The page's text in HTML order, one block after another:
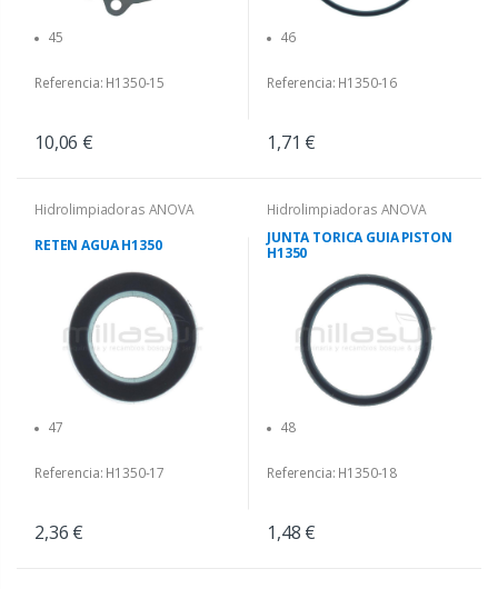
45
Referencia: H1350-15
10,06 €
46
Referencia: H1350-16
1,71 €
Hidrolimpiadoras ANOVA
RETEN AGUA H1350
47
Referencia: H1350-17
2,36 €
Hidrolimpiadoras ANOVA
JUNTA TORICA GUIA PISTON
H1350
48
Referencia: H1350-18
1,48 €